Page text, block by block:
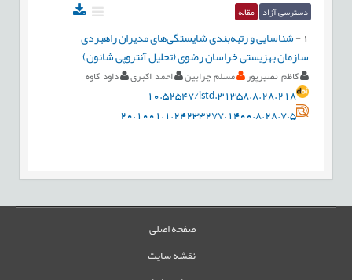
دسترسی آزاد مقاله
-شناسایی و رتبه‌بندی شایستگی‌های مدیران راهبردی
سازمان بهزیستی خراسان رضوی (تحلیل آنتروپی شانون)
کاظم نصیرپور مسلم چرابین احمد اکبری داود کاوه
10.52547/istd.31358.8.28.218
20.1001.1.24233277.1400.8.28.7.5
صفحه اصلی
نقشه سایت